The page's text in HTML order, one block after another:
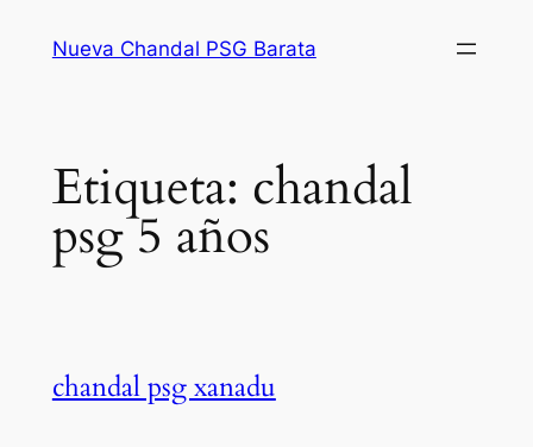
Nueva Chandal PSG Barata
Etiqueta: chandal
psg 5 años
chandal psg xanadu